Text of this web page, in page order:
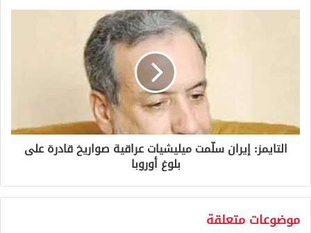
التايمز: إيران سلّمت ميليشيات عراقية صواريخ قادرة على
بلوغ أوروبا
موضوعات متعلقة